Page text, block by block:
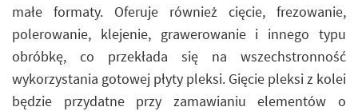
małe formaty. Oferuje również cięcie, frezowanie,
polerowanie, klejenie, grawerowanie i innego typu
obróbkę, co przekłada się na wszechstronność
wykorzystania gotowej płyty pleksi. Gięcie pleksi z kolei
będzie przydatne przy zamawianiu elementów o